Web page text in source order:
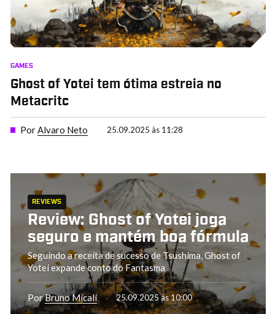
GAMES
Ghost of Yotei tem ótima estreia no
Metacritc
PorAlvaro Neto 25.09.2025 às 11:28
REVIEWS
Review: Ghost of Yotei joga
seguro e mantém boa fórmula
Seguindo a receita de sucesso de Tsushima, Ghost of
Yotei expande conto do Fantasma
PorBruno Micali 25.09.2025 às 10:00